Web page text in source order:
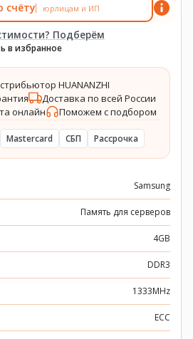
счёту юрлицам и ИП
Подберём
в избранное
HUANANZHI
Доставка по всей России
онлайн
Поможем с подбором
Mastercard СБП Рассрочка
Samsung
Память для серверов
4GB
DDR3
1333MHz
ECC